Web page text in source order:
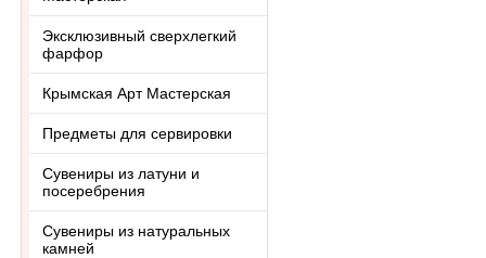
Эксклюзивный сверхлегкий
фарфор
Крымская Арт Мастерская
Предметы для сервировки
Сувениры из латуни и
посеребрения
Сувениры из натуральных
камней